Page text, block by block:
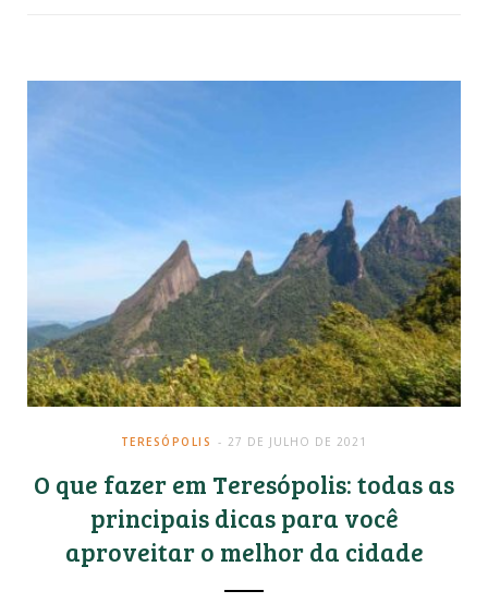
TERESÓPOLIS 27 DE JULHO DE 2021
O que fazer em Teresópolis: todas as
principais dicas para você
aproveitar o melhor da cidade